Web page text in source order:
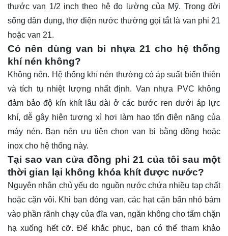
thước van 1/2 inch theo hệ đo lường của Mỹ. Trong đời
sống dân dụng, thợ điện nước thường gọi tắt là van phi 21
hoặc van 21.
Có nên dùng van bi nhựa 21 cho hệ thống
khí nén không?
Không nên. Hệ thống khí nén thường có áp suất biến thiên
và tích tụ nhiệt lượng nhất định. Van nhựa PVC không
đảm bảo độ kín khít lâu dài ở các bước ren dưới áp lực
khí, dễ gây hiện tượng xì hơi làm hao tổn điện năng của
máy nén. Bạn nên ưu tiên chọn van bi bằng đồng hoặc
inox cho hệ thống này.
Tại sao van cửa đồng phi 21 của tôi sau một
thời gian lại không khóa khít được nước?
Nguyên nhân chủ yếu do nguồn nước chứa nhiều tạp chất
hoặc cặn vôi. Khi bạn đóng van, các hạt cặn bẩn nhỏ bám
vào phần rãnh chạy của đĩa van, ngăn không cho tấm chặn
hạ xuống hết cỡ. Để khắc phục, bạn có thể tham khảo